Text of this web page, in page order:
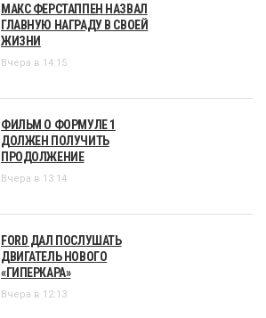
МАКС ФЕРСТАППЕН НАЗВАЛ
ГЛАВНУЮ НАГРАДУ В СВОЕЙ
ЖИЗНИ
Вчера в 14:15
ФИЛЬМ О ФОРМУЛЕ 1
ДОЛЖЕН ПОЛУЧИТЬ
ПРОДОЛЖЕНИЕ
Вчера в 13:14
FORD ДАЛ ПОСЛУШАТЬ
ДВИГАТЕЛЬ НОВОГО
«ГИПЕРКАРА»
Вчера в 12:13